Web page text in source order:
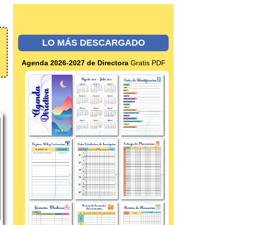
LO MÁS DESCARGADO
Agenda 2026-2027 de DirectoraGratis PDF